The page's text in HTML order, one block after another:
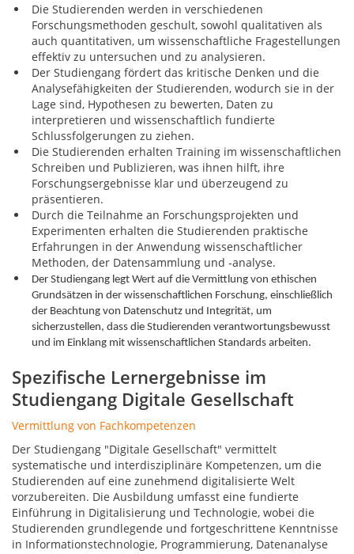
Die Studierenden werden in verschiedenen
Forschungsmethoden geschult, sowohl qualitativen als
auch quantitativen, um wissenschaftliche Fragestellungen
effektiv zu untersuchen und zu analysieren.
Der Studiengang fördert das kritische Denken und die
Analysefähigkeiten der Studierenden, wodurch sie in der
Lage sind, Hypothesen zu bewerten, Daten zu
interpretieren und wissenschaftlich fundierte
Schlussfolgerungen zu ziehen.
Die Studierenden erhalten Training im wissenschaftlichen
Schreiben und Publizieren, was ihnen hilft, ihre
Forschungsergebnisse klar und überzeugend zu
präsentieren.
Durch die Teilnahme an Forschungsprojekten und
Experimenten erhalten die Studierenden praktische
Erfahrungen in der Anwendung wissenschaftlicher
Methoden, der Datensammlung und -analyse.
Der Studiengang legt Wert auf die Vermittlung von ethischen
Grundsätzen in der wissenschaftlichen Forschung, einschließlich
der Beachtung von Datenschutz und Integrität, um
sicherzustellen, dass die Studierenden verantwortungsbewusst
und im Einklang mit wissenschaftlichen Standards arbeiten.
Spezifische Lernergebnisse im
Studiengang Digitale Gesellschaft
Vermittlung von Fachkompetenzen
Der Studiengang "Digitale Gesellschaft" vermittelt
systematische und interdisziplinäre Kompetenzen, um die
Studierenden auf eine zunehmend digitalisierte Welt
vorzubereiten. Die Ausbildung umfasst eine fundierte
Einführung in Digitalisierung und Technologie, wobei die
Studierenden grundlegende und fortgeschrittene Kenntnisse
in Informationstechnologie, Programmierung, Datenanalyse